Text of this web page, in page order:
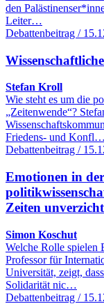
den
Leiter…
Debattenbeitrag /
Stefan Kroll
Wie steht es um die
„Zeitenwende“?
Friedens- und Konfl…
Debattenbeitrag /
Emotionen in
Zeiten
Simon Koschut
Welche Rolle spielen
Professor für
Universität, zeigt,
Solidarität nic…
Debattenbeitrag /